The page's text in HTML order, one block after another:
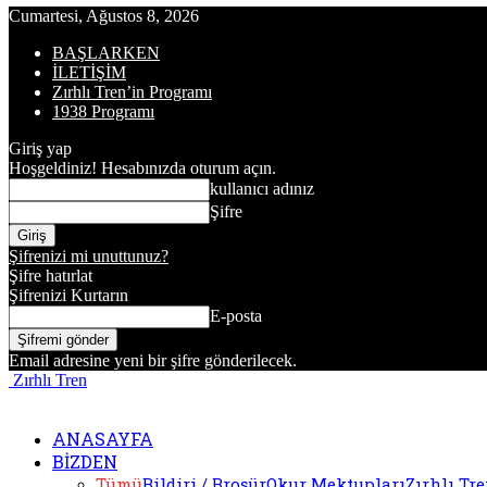
Cumartesi, Ağustos 8, 2026
BAŞLARKEN
İLETİŞİM
Zırhlı Tren’in Programı
1938 Programı
Giriş yap
Hoşgeldiniz! Hesabınızda oturum açın.
kullanıcı adınız
Şifre
Şifrenizi mi unuttunuz?
Şifre hatırlat
Şifrenizi Kurtarın
E-posta
Email adresine yeni bir şifre gönderilecek.
Zırhlı Tren
ANASAYFA
BİZDEN